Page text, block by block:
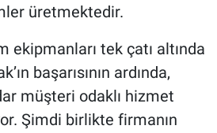
üretmektedir.
ekipmanları tek çatı altında
başarısının ardında,
müşteri odaklı hizmet
Şimdi birlikte firmanın